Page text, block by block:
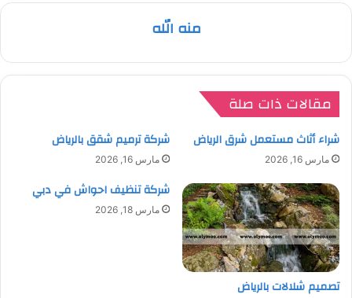
منه الله
مقالات ذات صلة
شراء أثاث مستعمل شرق الرياض
مارس 16, 2026
شركة ترميم شقق بالرياض
مارس 16, 2026
تصميم شلالات بالرياض
شركة تنظيف احواش في دبي
مارس 18, 2026